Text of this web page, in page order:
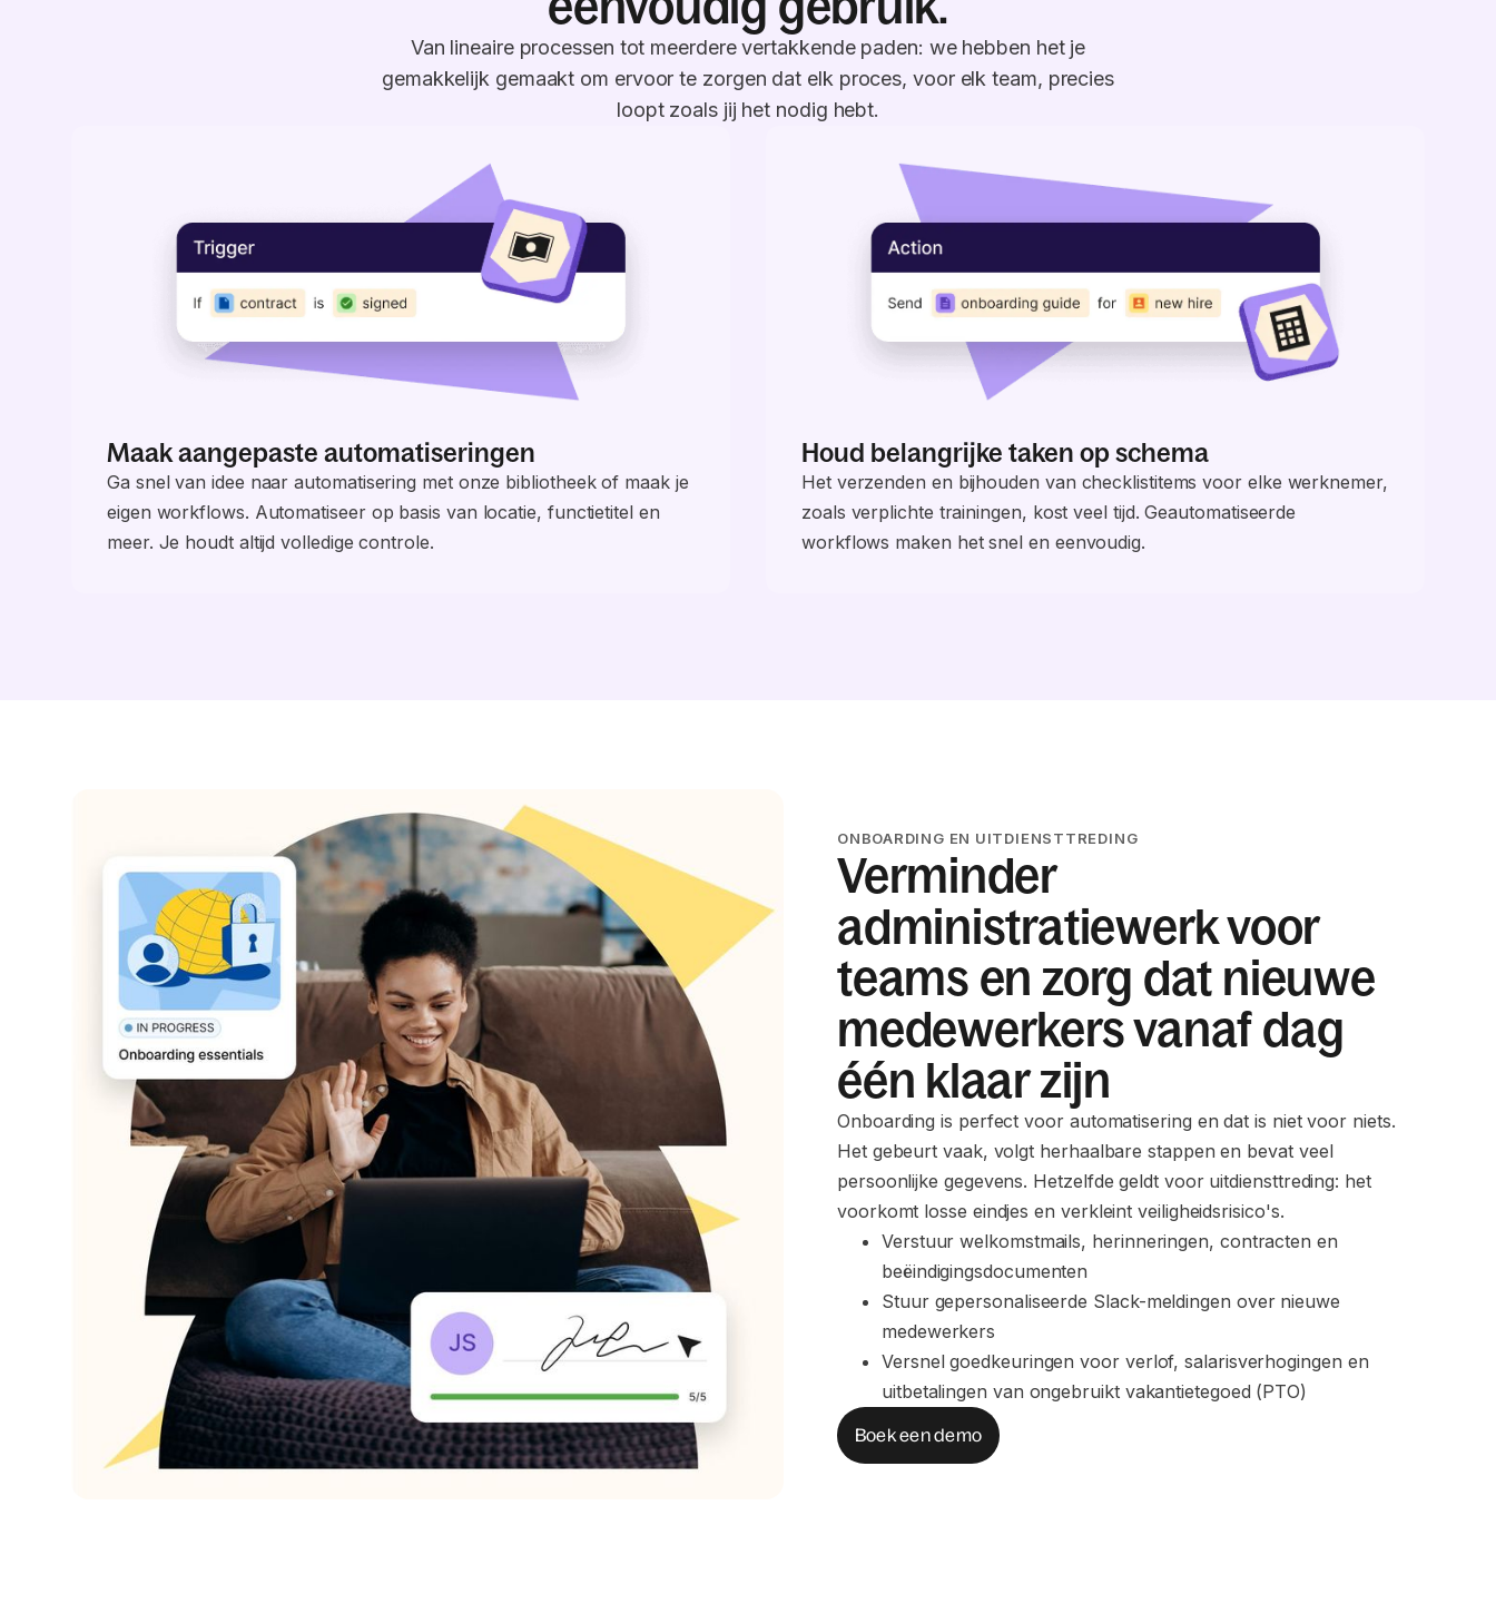
Van lineaire processen tot meerdere vertakkende paden: we hebben het je
gemakkelijk gemaakt om ervoor te zorgen dat elk proces, voor elk team, precies
loopt zoals jij het nodig hebt.
Maak aangepaste automatiseringen
Ga snel van idee naar automatisering met onze bibliotheek of maak je
eigen workflows. Automatiseer op basis van locatie, functietitel en
meer. Je houdt altijd volledige controle.
Houd belangrijke taken op schema
Het verzenden en bijhouden van checklistitems voor elke werknemer,
zoals verplichte trainingen, kost veel tijd. Geautomatiseerde
workflows maken het snel en eenvoudig.
ONBOARDING EN UITDIENSTTREDING
Verminder
administratiewerk voor
teams en zorg dat nieuwe
medewerkers vanaf dag
één klaar zijn
Onboarding is perfect voor automatisering en dat is niet voor niets.
Het gebeurt vaak, volgt herhaalbare stappen en bevat veel
persoonlijke gegevens. Hetzelfde geldt voor uitdiensttreding: het
voorkomt losse eindjes en verkleint veiligheidsrisico's.
Verstuur welkomstmails, herinneringen, contracten en
beëindigingsdocumenten
Stuur gepersonaliseerde Slack-meldingen over nieuwe
medewerkers
Versnel goedkeuringen voor verlof, salarisverhogingen en
uitbetalingen van ongebruikt vakantietegoed (PTO)
Boek een demo